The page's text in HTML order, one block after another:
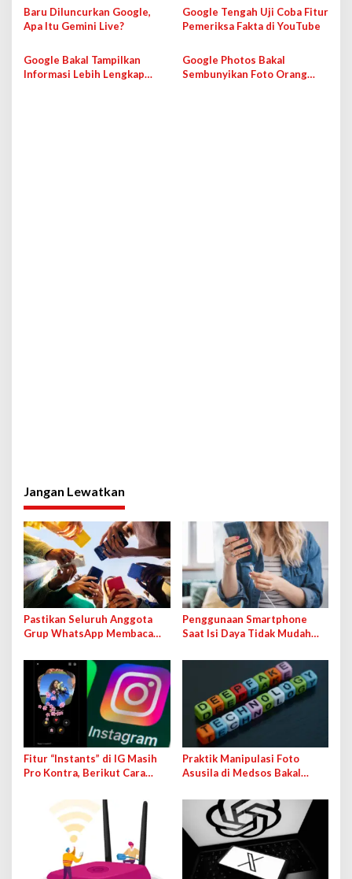
s
Baru Diluncurkan Google,
Apa Itu Gemini Live?
Google Tengah Uji Coba Fitur
Pemeriksa Fakta di YouTube
Google Bakal Tampilkan
Informasi Lebih Lengkap
Google Photos Bakal
Sembunyikan Foto Orang
Jangan Lewatkan
Pastikan Seluruh Anggota
Grup WhatsApp Membaca
Penggunaan Smartphone
Saat Isi Daya Tidak Mudah
Fitur “Instants” di IG Masih
Pro Kontra, Berikut Cara
Praktik Manipulasi Foto
Asusila di Medsos Bakal